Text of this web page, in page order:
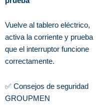
Vuelve al tablero eléctrico,
activa la corriente y prueba
que el interruptor funcione
correctamente.
✅ Consejos de seguridad
GROUPMEN